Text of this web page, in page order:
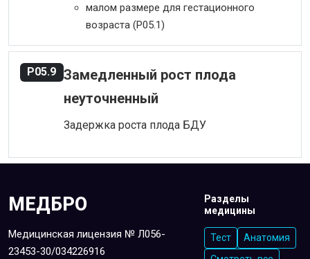
малом размере для гестационного
возраста (P05.1)
P05.9 Замедленный рост плода
неуточненный
Задержка роста плода БДУ
МЕДБРО
Медицинская лицензия № Л056-
23453-30/034226916
Разделы
медицины
Тест
Анатомия